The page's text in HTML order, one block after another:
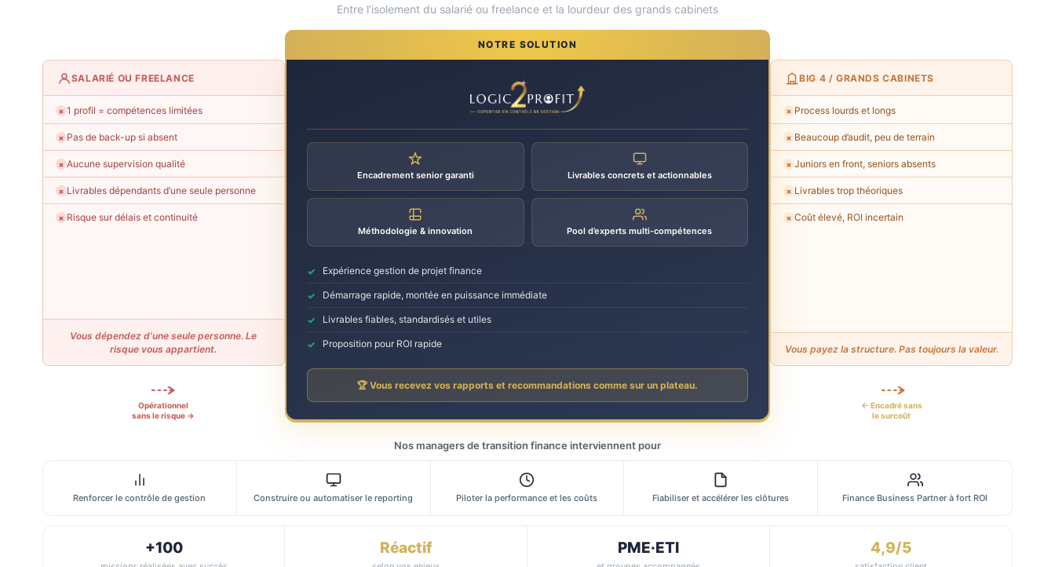
Entre l’isolement du salarié ou freelance et la lourdeur des grands cabinets
NOTRE SOLUTION
SALARIÉ OU FREELANCE
✗ 1 profil = compétences limitées
✗ Pas de back-up si absent
✗ Aucune supervision qualité
✗ Livrables dépendants d’une seule personne
✗ Risque sur délais et continuité
Vous dépendez d’une seule personne. Le
risque vous appartient.
Opérationnel
sans le risque →
Encadrement senior garanti Livrables concrets et actionnables
Méthodologie & innovation Pool d’experts multi-compétences
Expérience gestion de projet finance
Démarrage rapide, montée en puissance immédiate
Livrables fiables, standardisés et utiles
Proposition pour ROI rapide
🏆 Vous recevez vos rapports et recommandations comme sur un plateau.
BIG 4 / GRANDS CABINETS
✗ Process lourds et longs
✗ Beaucoup d’audit, peu de terrain
✗ Juniors en front, seniors absents
✗ Livrables trop théoriques
✗ Coût élevé, ROI incertain
Vous payez la structure. Pas toujours la valeur.
← Encadré sans
le surcoût
Nos managers de transition finance interviennent pour
Renforcer le contrôle de gestion Construire ou automatiser le reporting Piloter la performance et les coûts Fiabiliser et accélérer les clôtures Finance Business Partner à fort ROI
+100 Réactif PME·ETI 4,9/5